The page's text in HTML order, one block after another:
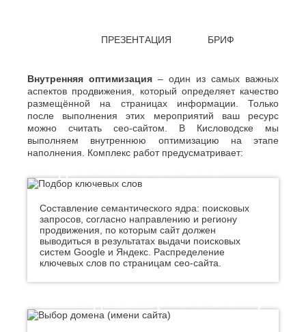
Дзержинск
Димитровград
Е
Евпатория
Екатеринбург
Елец
Ж
Жуковский
Златоуст
Й
на-
Дону
Рыбинск
Рязань
С
Салават
Санкт-
Саранск
Сарапул
Саратов
Севастополь
Сергиев
Серпухов
Смоленск
ПРЕЗЕНТАЦИЯ БРИФ
Внутренняя оптимизация – один из самых важных
аспектов продвижения, который определяет качество
размещённой на страницах информации. Только
после выполнения этих мероприятий ваш ресурс
можно считать сео-сайтом. В Кисловодске мы
выполняем внутреннюю оптимизацию на этапе
наполнения. Комплекс работ предусматривает:
Составление семантического ядра: поисковых
запросов, согласно направлению и региону
продвижения, по которым сайт должен
выводиться в результатах выдачи поисковых
систем Google и Яндекс. Распределение
ключевых слов по страницам ceo-сайта.